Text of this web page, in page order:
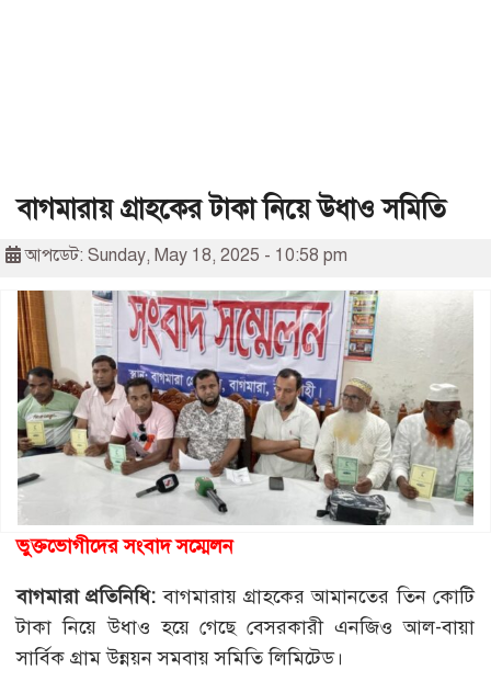
বাগমারায় গ্রাহকের টাকা নিয়ে উধাও সমিতি
আপডেট: Sunday, May 18, 2025 - 10:58 pm
ভুক্তভোগীদের সংবাদ সম্মেলন
বাগমারা প্রতিনিধি: বাগমারায় গ্রাহকের আমানতের তিন কোটি
টাকা নিয়ে উধাও হয়ে গেছে বেসরকারী এনজিও আল-বায়া
সার্বিক গ্রাম উন্নয়ন সমবায় সমিতি লিমিটেড।